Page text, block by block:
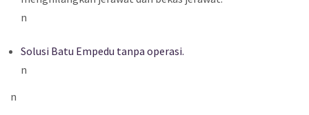
n
Solusi Batu Empedu tanpa operasi.
n
n